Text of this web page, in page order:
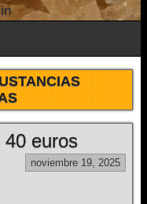
40 euros
noviembre 19, 2025